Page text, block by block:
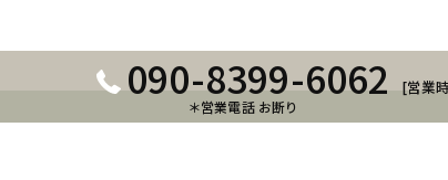
090-8399-6062
＊営業電話 お断り
[営業